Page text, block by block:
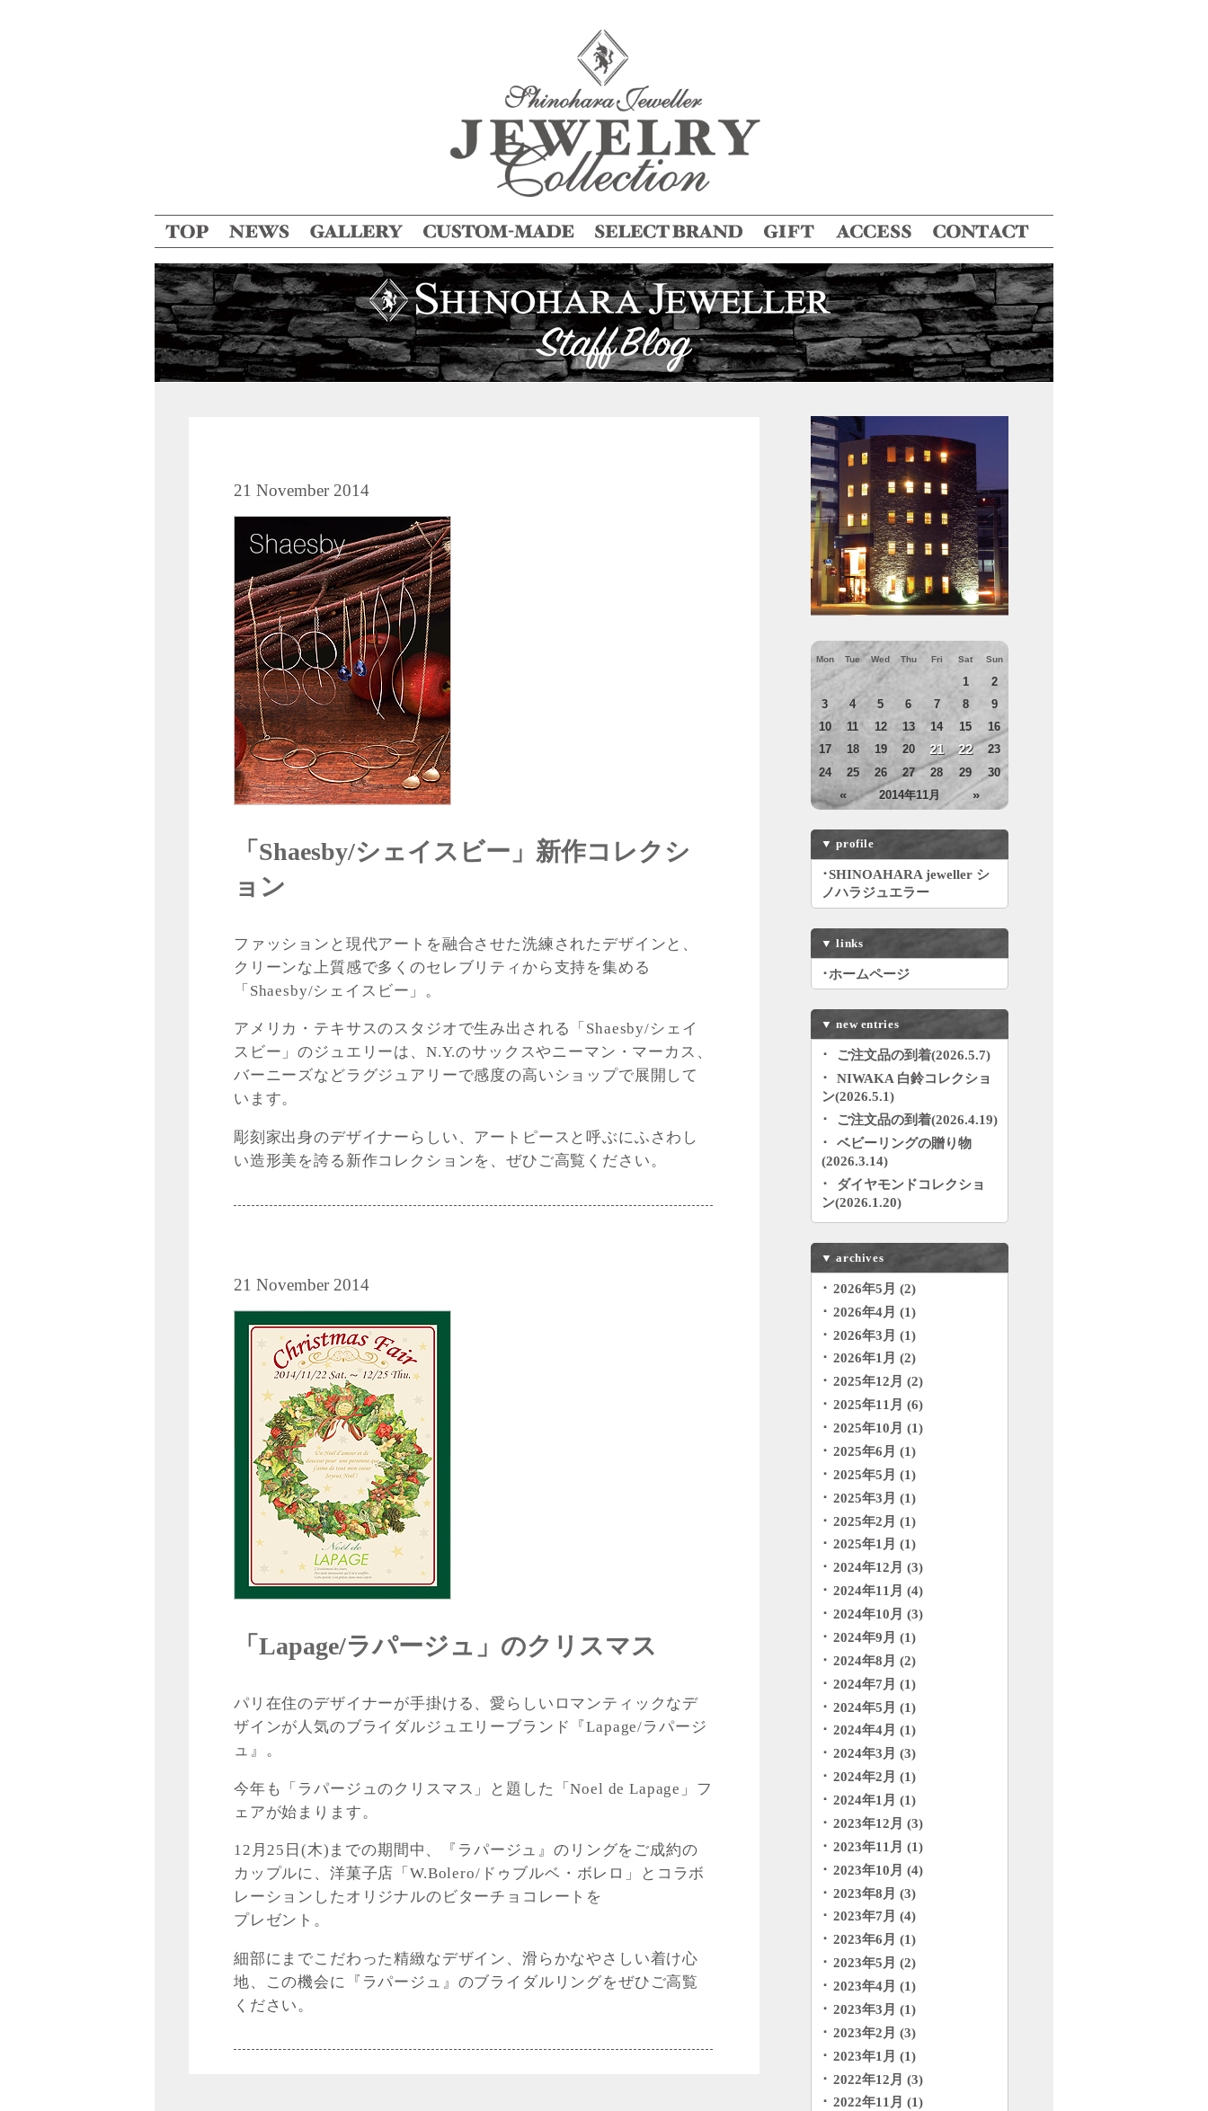
Mon Tue Wed Thu Fri Sat Sun
« 2014年11月 »
1
2
3
4 5 6 7 8
9
10
11 12 13 14 15
16
17
18 19 20 21 22
23
24
25 26 27 28 29 30
▼ profile
･SHINOAHARA jeweller シ
ノハラジュエラー
▼ links
･ホームページ
▼ new entries
ご注文品の到着(2026.5.7)
NIWAKA 白鈴コレクショ
ン(2026.5.1)
ご注文品の到着(2026.4.19)
ベビーリングの贈り物
(2026.3.14)
ダイヤモンドコレクショ
ン(2026.1.20)
▼ archives
2026年5月 (2)
2026年4月 (1)
2026年3月 (1)
2026年1月 (2)
2025年12月 (2)
2025年11月 (6)
2025年10月 (1)
2025年6月 (1)
2025年5月 (1)
2025年3月 (1)
2025年2月 (1)
2025年1月 (1)
2024年12月 (3)
2024年11月 (4)
2024年10月 (3)
2024年9月 (1)
2024年8月 (2)
2024年7月 (1)
2024年5月 (1)
2024年4月 (1)
2024年3月 (3)
2024年2月 (1)
2024年1月 (1)
2023年12月 (3)
2023年11月 (1)
2023年10月 (4)
2023年8月 (3)
2023年7月 (4)
2023年6月 (1)
2023年5月 (2)
2023年4月 (1)
2023年3月 (1)
2023年2月 (3)
2023年1月 (1)
2022年12月 (3)
2022年11月 (1)
21 November 2014
「Shaesby/シェイスビー」新作コレクシ
ョン
ファッションと現代アートを融合させた洗練されたデザインと、
クリーンな上質感で多くのセレブリティから支持を集める
「Shaesby/シェイスビー」。
アメリカ・テキサスのスタジオで生み出される「Shaesby/シェイ
スビー」のジュエリーは、N.Y.のサックスやニーマン・マーカス、
バーニーズなどラグジュアリーで感度の高いショップで展開して
います。
彫刻家出身のデザイナーらしい、アートピースと呼ぶにふさわし
い造形美を誇る新作コレクションを、ぜひご高覧ください。
21 November 2014
「Lapage/ラパージュ」のクリスマス
パリ在住のデザイナーが手掛ける、愛らしいロマンティックなデ
ザインが人気のブライダルジュエリーブランド『Lapage/ラパージ
ュ』。
今年も「ラパージュのクリスマス」と題した「Noel de Lapage」フ
ェアが始まります。
12月25日(木)までの期間中、『ラパージュ』のリングをご成約の
カップルに、洋菓子店「W.Bolero/ドゥブルベ・ボレロ」とコラボ
レーションしたオリジナルのビターチョコレートを
プレゼント。
細部にまでこだわった精緻なデザイン、滑らかなやさしい着け心
地、この機会に『ラパージュ』のブライダルリングをぜひご高覧
ください。